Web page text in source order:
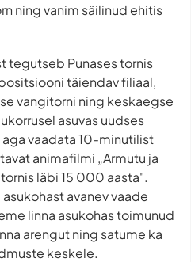
ning vanim säilinud ehitis
tegutseb Punases tornis
täiendav filiaal,
vangitorni ning keskaegse
asuvas uudses
vaadata 10-minutilist
animafilmi „Armutu ja
läbi 15 000 aasta".
avanev vaade
linna asukohas toimunud
arengut ning satume ka
keskele.